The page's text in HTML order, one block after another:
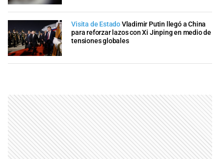
Visita de EstadoVladimir Putin llegó a China
para reforzar lazos con Xi Jinping en medio de
tensiones globales